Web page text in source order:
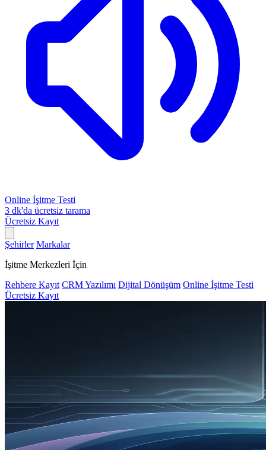
Online İşitme Testi
3 dk'da ücretsiz tarama
Ücretsiz Kayıt
Şehirler Markalar
İşitme Merkezleri İçin
Rehbere Kayıt CRM Yazılımı Dijital Dönüşüm Online İşitme Testi
Ücretsiz Kayıt